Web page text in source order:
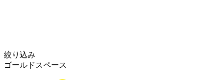
絞り込み
ゴールドスペース